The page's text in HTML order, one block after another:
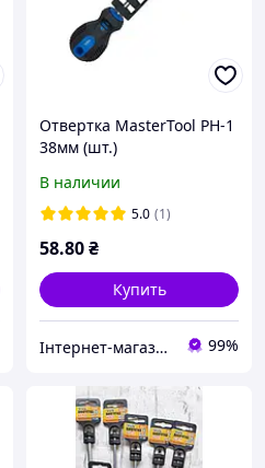
Отвертка MasterTool РН-1
38мм (шт.)
В наличии
5.0 (1)
58.80₴
Купить
Інтернет-магазин "Будівельне кріплення" 99%